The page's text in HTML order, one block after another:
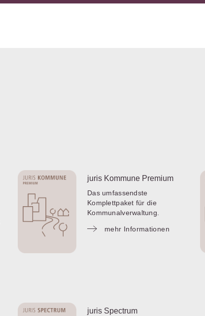
juris Kommune Premium
Das umfassendste
Komplettpaket für die
Kommunalverwaltung.
mehr Informationen
juris Spectrum